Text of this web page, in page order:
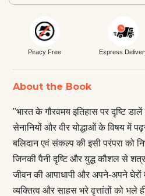
Piracy Free Express
About the Book
"भारत के गौरवमय इतिहास पर दृष्टि
सेनानियों और वीर योद्धाओं के विषय में
बलिदान एवं संकल्प की इसी परंपरा को
जिनकी पैनी दृष्टि और युद्ध कौशल से
जीवन की आपाधापी और अपने-अपने घेरों
व्यक्तित्व और साहस भरे वृत्तांतों को भले